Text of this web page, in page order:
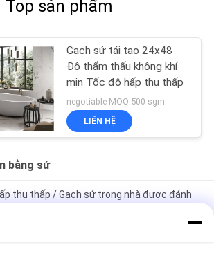
Top sản phẩm
Gạch sứ tái tạo 24x48
Độ thẩm thấu không khí
mịn Tốc độ hấp thụ thấp
negotiable MOQ:500 sgm
LIÊN HỆ
bằng sứ
thụ thấp / Gạch sứ trong nhà được đánh
đá cẩm thạch Gạch gốm mộc mạc
400 * 800 mm